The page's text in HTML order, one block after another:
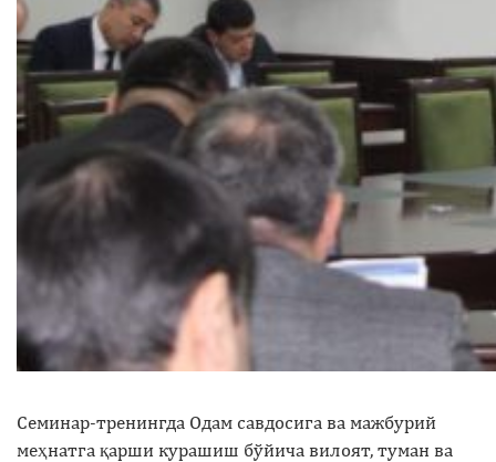
Семинар-тренингда Одам савдосига ва мажбурий
меҳнатга қарши курашиш бўйича вилоят, туман ва